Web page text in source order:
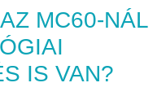
MC60-NÁL
IS VAN?